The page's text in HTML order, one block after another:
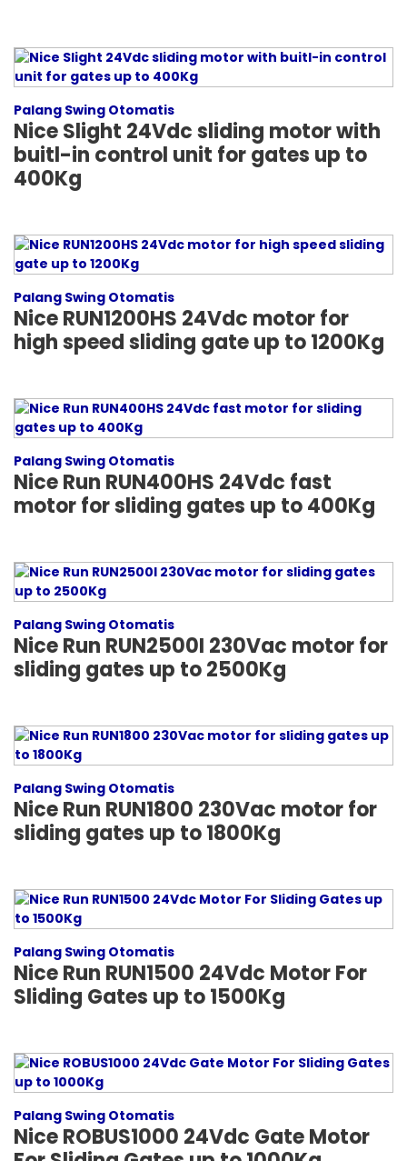
Palang Swing Otomatis
Nice Slight 24Vdc sliding motor with
buitl-in control unit for gates up to
400Kg
Palang Swing Otomatis
Nice RUN1200HS 24Vdc motor for
high speed sliding gate up to 1200Kg
Palang Swing Otomatis
Nice Run RUN400HS 24Vdc fast
motor for sliding gates up to 400Kg
Palang Swing Otomatis
Nice Run RUN2500I 230Vac motor for
sliding gates up to 2500Kg
Palang Swing Otomatis
Nice Run RUN1800 230Vac motor for
sliding gates up to 1800Kg
Palang Swing Otomatis
Nice Run RUN1500 24Vdc Motor For
Sliding Gates up to 1500Kg
Palang Swing Otomatis
Nice ROBUS1000 24Vdc Gate Motor